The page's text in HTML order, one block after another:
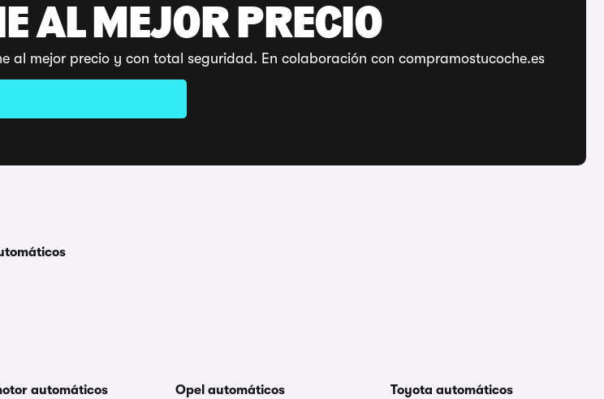
AL MEJOR PRECIO
al mejor precio y con total seguridad. En colaboración con compramostucoche.es
automáticos Opel automáticos Toyota automáticos